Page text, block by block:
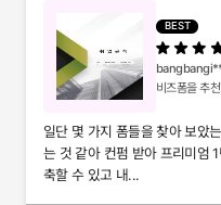
BEST
비즈폼을 추
일단 몇 가지 폼들을 찾아 보았
는 것 같아 컨펌 받아 프리미엄
축할 수 있고 내...